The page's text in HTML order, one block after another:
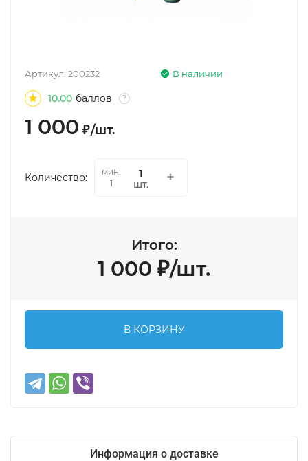
В наличии
Артикул: 200232
10.00 баллов ?
1 000 ₽/шт.
Количество:
мин.
1
шт.
Итого:
1 000 ₽/шт.
В КОРЗИНУ
Информация о доставке